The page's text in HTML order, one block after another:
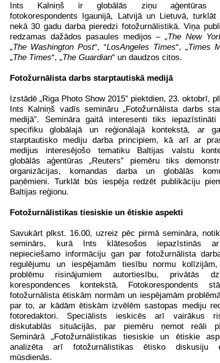
Ints Kalniņš ir globālās ziņu aģentūras
fotokorespondents Igaunijā, Latvijā un Lietuvā,
nekā 30 gadu darba pieredzi fotožurnālistikā. Viņa
redzamas dažādos pasaules medijos – „The New
„The Washington Post“, “LosAngeles Times“, „Times
„The Times“, „The Guardian“ un daudzos citos.
Fotožurnālista darbs starptautiskā medijā
Izstādē „Riga Photo Show 2015” piektdien, 23. oktobrī,
Ints Kalniņš vadīs semināru „Fotožurnālista darbs
medijā”. Semināra gaitā interesenti tiks
specifiku globālajā un reģionālajā kontekstā, ar
starptautisko mediju darba principiem, kā arī ar
medijus interesējošo tematiku Baltijas valstu
globālās aģentūras „Reuters” piemēru tiks
organizācijas, komandas darba un globālās
paņēmieni. Turklāt būs iespēja redzēt publikāciju
Baltijas reģionu.
Fotožurnālistikas tiesiskie un ētiskie aspekti
Savukārt plkst. 16.00, uzreiz pēc pirmā semināra,
seminārs, kurā Ints klātesošos iepazīstinās
nepieciešamo informāciju gan par fotožurnālista
regulējumu un iespējamām tiesību normu
problēmu risinājumiem autortiesību, privātās
korespondences kontekstā. Fotokorespondents
fotožurnālista ētiskām normām un iespējamām
par to, ar kādām ētiskām izvēlēm sastopas mediju
fotoredaktori. Speciālists ieskicēs arī vairākus
diskutablās situācijās, par piemēru ņemot reāli
Seminārā „Fotožurnālistikas tiesiskie un ētiskie
analizēta arī fotožurnālistikas ētisko diskusiju
mūsdienās.